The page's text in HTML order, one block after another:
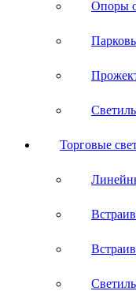
Опоры
Торговые